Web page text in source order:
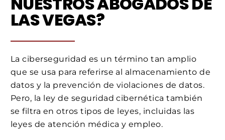
LAS VEGAS?
La ciberseguridad es un término tan amplio
que se usa para referirse al almacenamiento de
datos y la prevención de violaciones de datos.
Pero, la ley de seguridad cibernética también
se filtra en otros tipos de leyes, incluidas las
leyes de atención médica y empleo.